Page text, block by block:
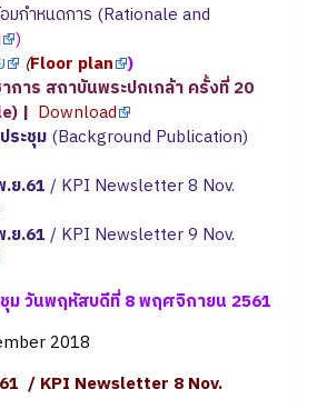
มกำหนดการ (Rationale and
)
(Floor plan )
การ สถาบันพระปกเกล้า ครั้งที่ 20
| Download
ระชุม (Background Publication)
ย.61 / KPI Newsletter 8 Nov.
.ย.61/ KPI Newsletter 9 Nov.
ม วันพฤหัสบดีที่ 8 พฤศจิกายน 2561
2018
/ KPI Newsletter 8 Nov.